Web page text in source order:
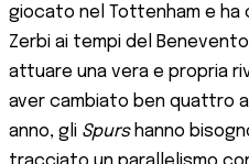
giocato nel Tottenham e ha
Zerbi ai tempi del
attuare una vera e propria
aver cambiato ben quattro
anno, gli Spurshanno